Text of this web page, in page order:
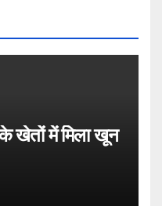
खेतों में मिला खून